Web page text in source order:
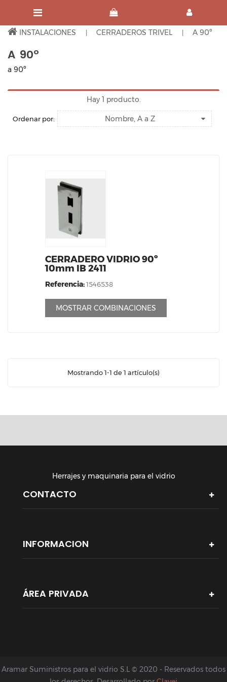
INSTALACIONES CERRADEROS TRIVEL A 90º
A 90º
a 90º
Hay 1 producto.
Ordenar por: Nombre, A a Z
CERRADERO VIDRIO 90º
10mm IB 2411
Referencia:1546538
MOSTRAR COMBINACIONES
Mostrando 1-1 de 1 artículo(s)
Herrajes y maquinaria para el vidrio
CONTACTO
INFORMACION
ÁREA PRIVADA
Aramar Suministros para el vidrio S.L © 2020 - Reservados todos